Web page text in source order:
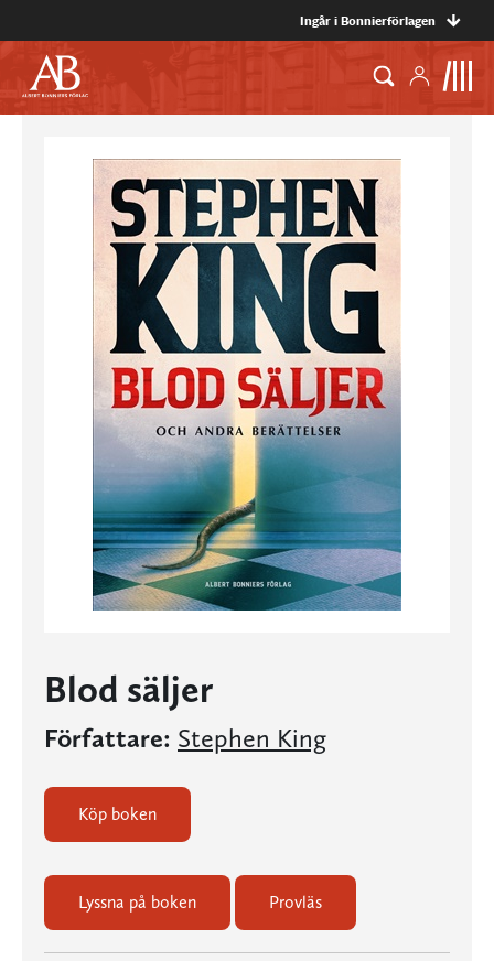
Ingår i Bonnierförlagen
Blod säljer
Författare: Stephen King
Köp boken
Lyssna på boken Provläs